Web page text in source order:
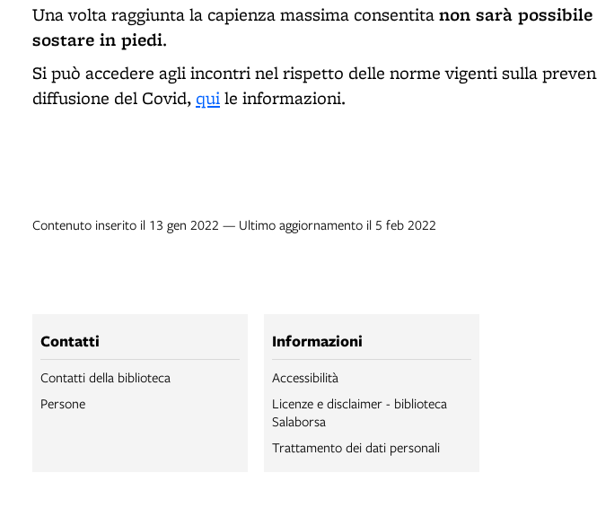
Una volta raggiunta la capienza massima consentitanon sarà
sostare in piedi.
Si può accedere agli incontri nel rispetto delle norme vigenti sulla
diffusione del Covid, quile informazioni.
Contenuto inserito il 13 gen 2022 — Ultimo aggiornamento il 5 feb 2022
Contatti
Contatti della biblioteca
Persone
Informazioni
Accessibilità
Licenze e disclaimer - biblioteca
Salaborsa
Trattamento dei dati personali